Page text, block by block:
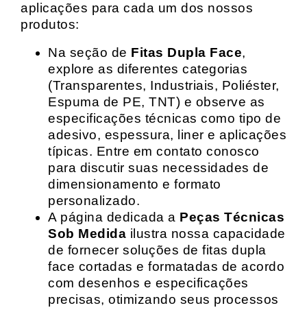
aplicações para cada um dos nossos
produtos:
Na seção de Fitas Dupla Face,
explore as diferentes categorias
(Transparentes, Industriais, Poliéster,
Espuma de PE, TNT) e observe as
especificações técnicas como tipo de
adesivo, espessura, liner e aplicações
típicas. Entre em contato conosco
para discutir suas necessidades de
dimensionamento e formato
personalizado.
A página dedicada a Peças Técnicas
Sob Medida ilustra nossa capacidade
de fornecer soluções de fitas dupla
face cortadas e formatadas de acordo
com desenhos e especificações
precisas, otimizando seus processos